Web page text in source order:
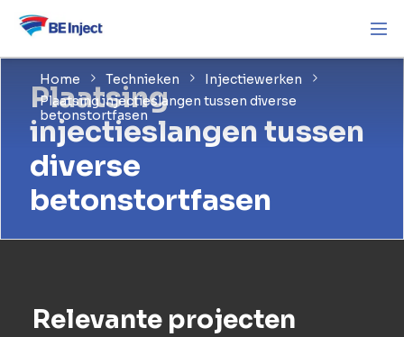
Home Technieken
Injectiewerken
Plaatsing injectieslangen tussen diverse
betonstortfasen
Plaatsing
injectieslangen tussen
diverse
betonstortfasen
Relevante projecten